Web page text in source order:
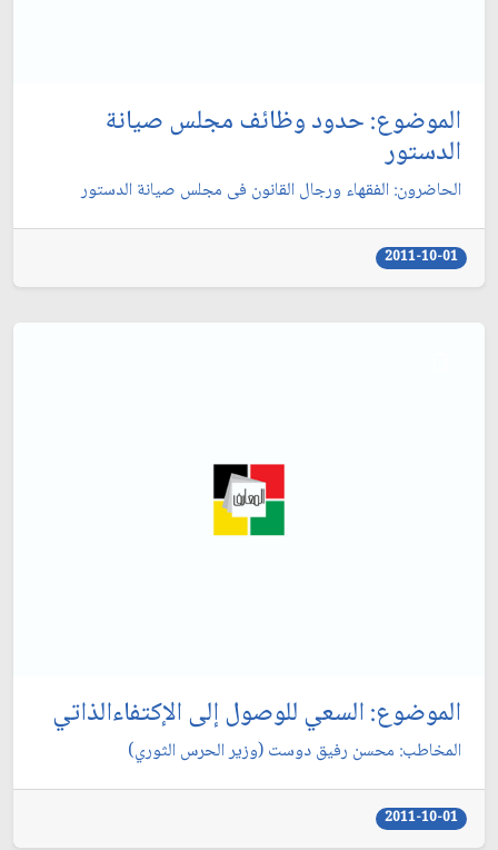
الموضوع: حدود وظائف مجلس صيانة
الدستور
الحاضرون: الفقهاء ورجال القانون فى مجلس صيانة الدستور
2011-10-01
الموضوع: السعي للوصول إلى الإكتفاءالذاتي‏
المخاطب: محسن رفيق دوست (وزير الحرس الثوري)
2011-10-01